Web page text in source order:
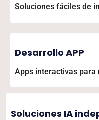
Soluciones fáciles de
Desarrollo APP
Apps interactivas para
Soluciones IA